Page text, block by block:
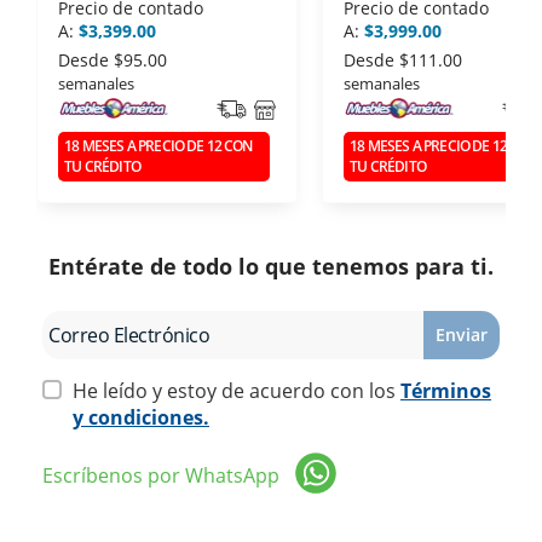
Precio de contado
A: $3,399.00
Desde $95.00
semanales
18 MESES A PRECIO DE 12 CON
TU CRÉDITO
Precio de contado
A: $3,999.00
Desde $111.00
semanales
18 MESES A PRECIO DE 12 CON
TU CRÉDITO
Entérate de todo lo que tenemos para ti.
Enviar
He leído y estoy de acuerdo con los Términos
y condiciones.
Escríbenos por WhatsApp